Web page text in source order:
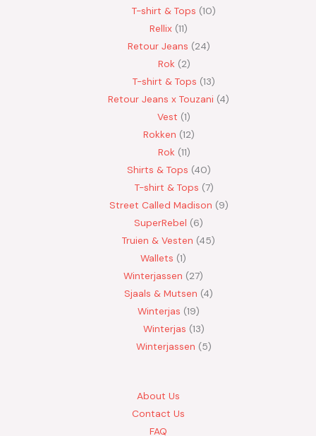
T-shirt & Tops 10
Rellix 11
Retour Jeans 24
Rok 2
T-shirt & Tops 13
Retour Jeans x Touzani 4
Vest 1
Rokken 12
Rok 11
Shirts & Tops 40
T-shirt & Tops 7
Street Called Madison 9
SuperRebel
6
Truien & Vesten 45
Wallets 1
Winterjassen
27
Sjaals & Mutsen 4
Winterjas 19
Winterjas 13
Winterjassen
5
About Us
Contact Us
FAQ